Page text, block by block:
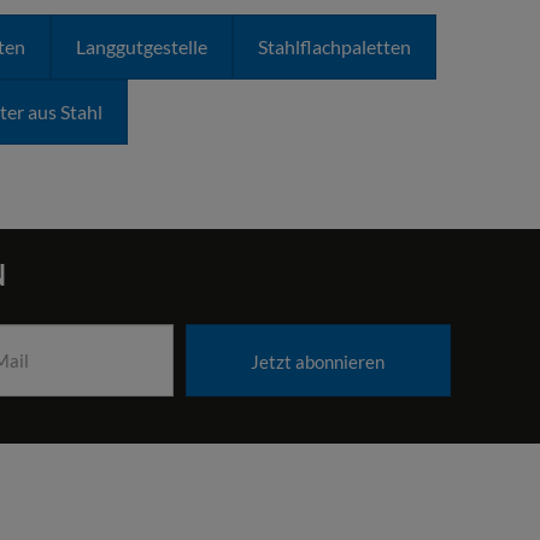
und somit den Platzbedarf pro Ladung
für den täglichen Bedarf.
Langgutgestelle Stahlflachpaletten
aus Stahl
Jetzt abonnieren